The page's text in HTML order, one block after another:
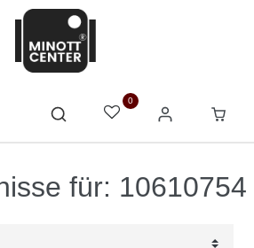
0
für: 10610754